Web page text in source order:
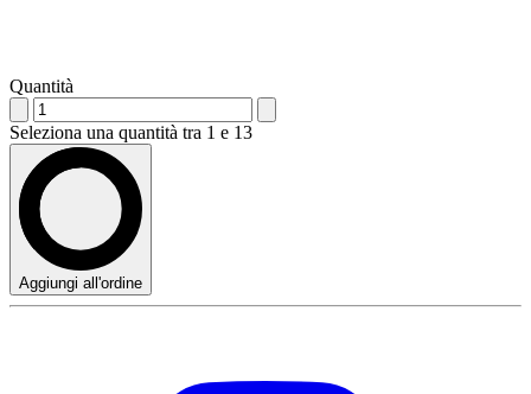
Quantità
Seleziona una quantità tra 1 e 13
Aggiungi all'ordine